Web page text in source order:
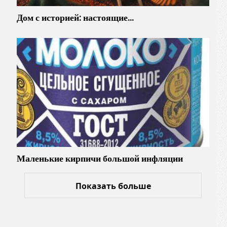
Дом с историей: настоящие…
Маленькие кирпичи большой инфляции
Показать больше